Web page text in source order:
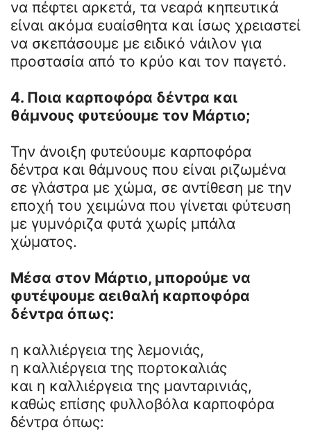
να πέφτει αρκετά, τα νεαρά κηπευτικά
είναι ακόμα ευαίσθητα και ίσως χρειαστεί
να σκεπάσουμε με ειδικό νάιλον για
προστασία από το κρύο και τον παγετό.
4. Ποια καρποφόρα δέντρα και
θάμνους φυτεύουμε τον Μάρτιο;
Την άνοιξη φυτεύουμε καρποφόρα
δέντρα και θάμνους που είναι ριζωμένα
σε γλάστρα με χώμα, σε αντίθεση με την
εποχή του χειμώνα που γίνεται φύτευση
με γυμνόριζα φυτά χωρίς μπάλα
χώματος.
Μέσα στον Μάρτιο, μπορούμε να
φυτέψουμε αειθαλή καρποφόρα
δέντρα όπως:
η καλλιέργεια της λεμονιάς,
η καλλιέργεια της πορτοκαλιάς
και η καλλιέργεια της μανταρινιάς,
καθώς επίσης φυλλοβόλα καρποφόρα
δέντρα όπως: